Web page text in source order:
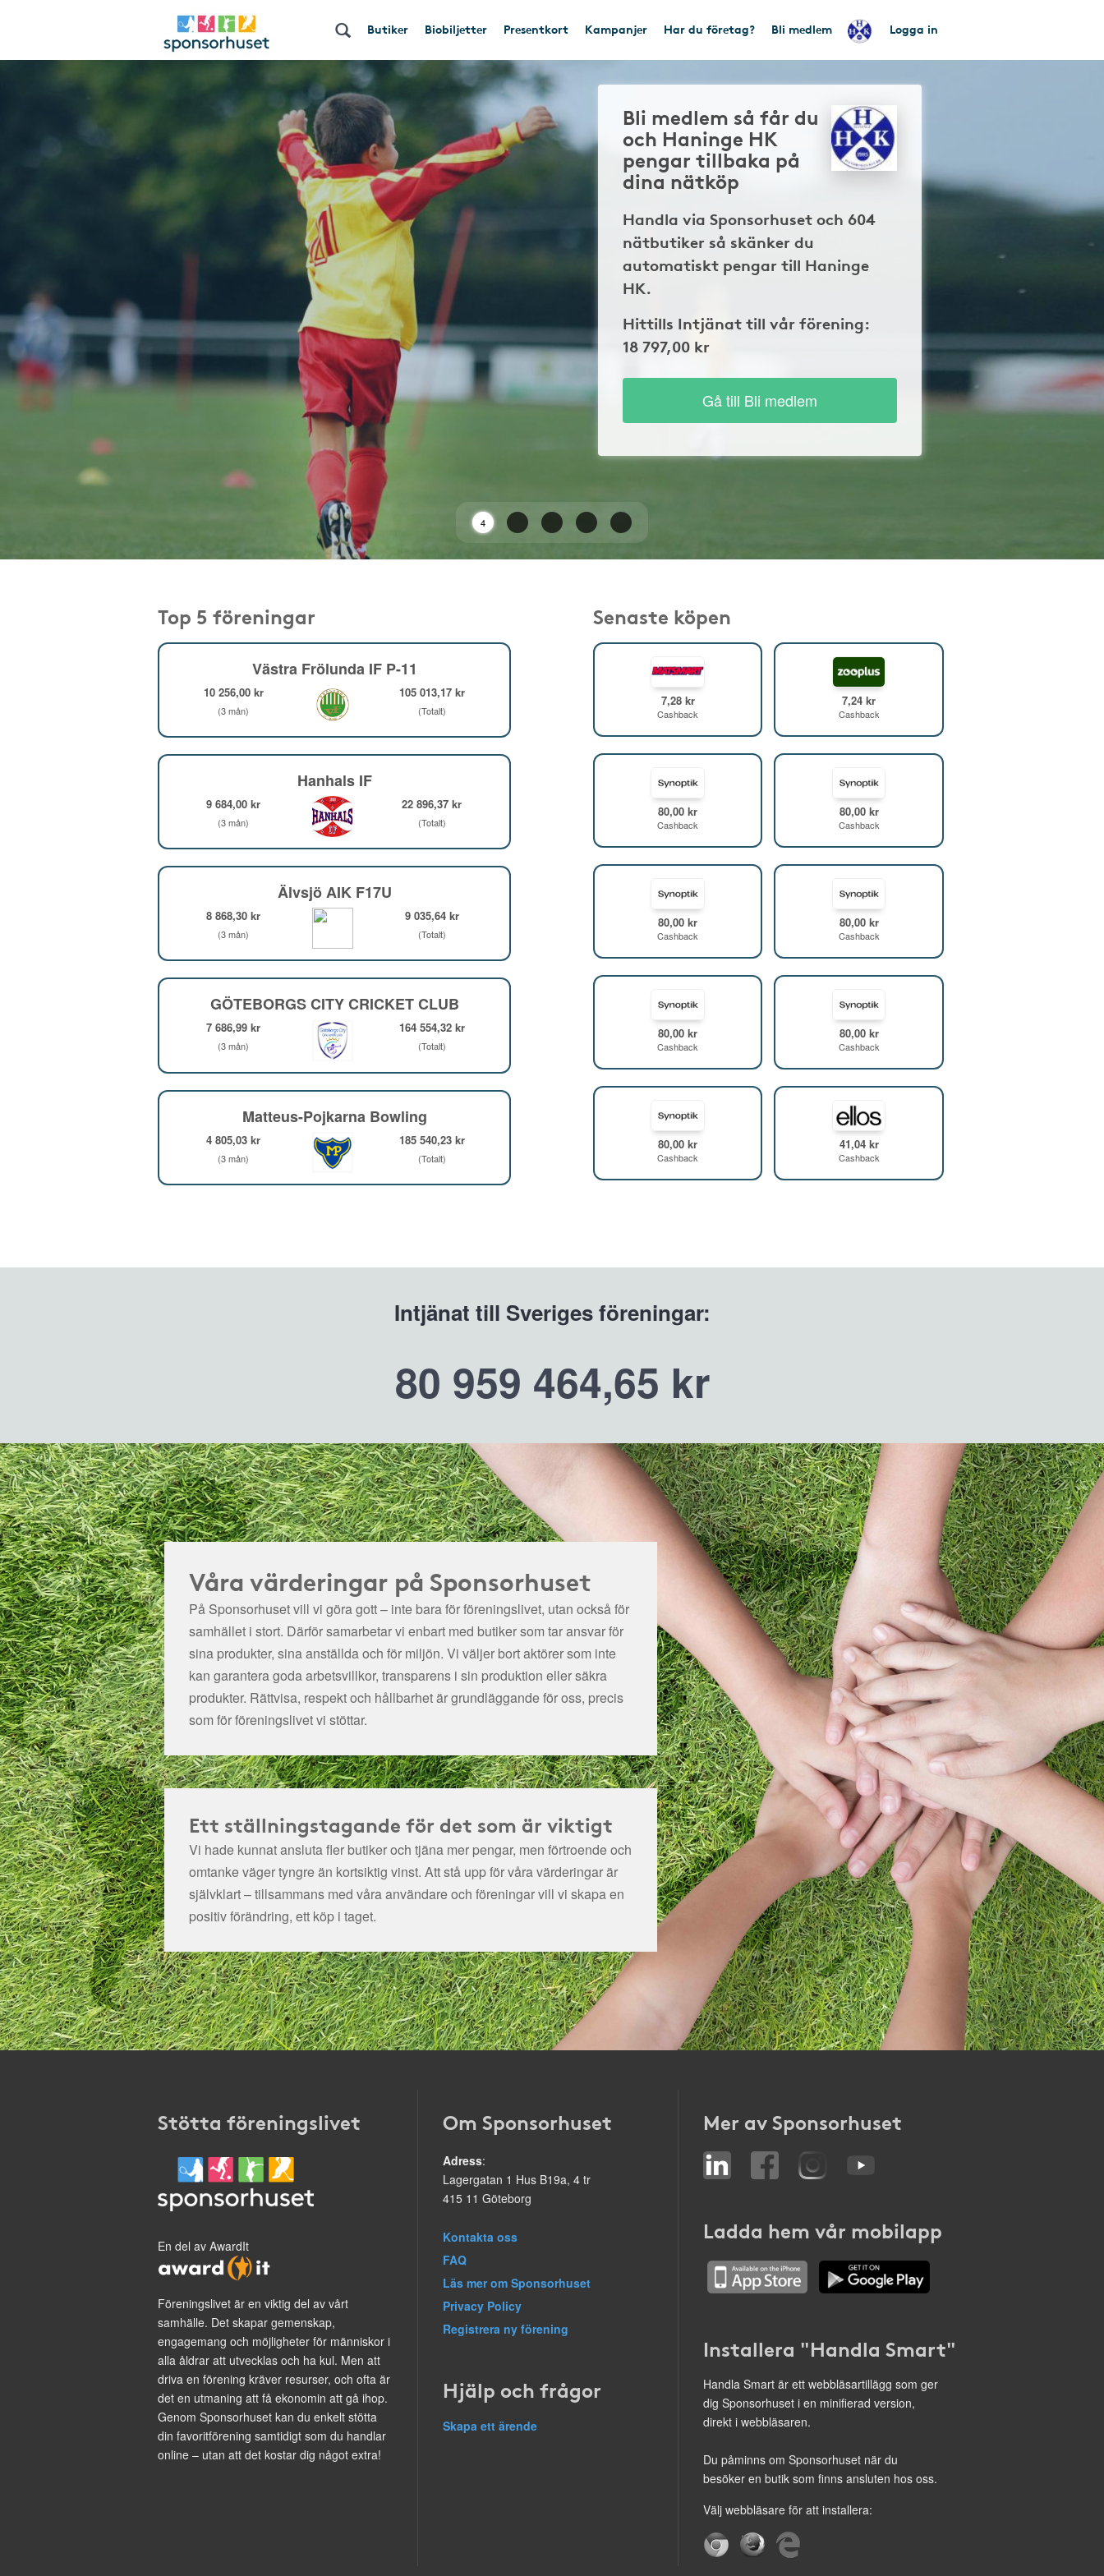
Butiker Biobiljetter Presentkort Kampanjer Har du företag? Bli medlem Logga in
Bli medlem så får du
och Haninge HK
pengar tillbaka på
dina nätköp
Handla via Sponsorhuset och 604
nätbutiker så skänker du
automatiskt pengar till Haninge
HK.
Hittills Intjänat till vår förening:
18 797,00 kr
Gå till Bli medlem
2
Top 5 föreningar
Västra Frölunda IF P-11
10 256,00 kr
(3 mån)
105 013,17 kr
(Totalt)
Hanhals IF
9 684,00 kr
(3 mån)
22 896,37 kr
(Totalt)
Älvsjö AIK F17U
8 868,30 kr
(3 mån)
9 035,64 kr
(Totalt)
GÖTEBORGS CITY CRICKET CLUB
7 686,99 kr
(3 mån)
164 554,32 kr
(Totalt)
Matteus-Pojkarna Bowling
4 805,03 kr
(3 mån)
185 540,23 kr
(Totalt)
Senaste köpen
7,28 kr
Cashback
7,24 kr
Cashback
80,00 kr
Cashback
80,00 kr
Cashback
80,00 kr
Cashback
80,00 kr
Cashback
80,00 kr
Cashback
80,00 kr
Cashback
80,00 kr
Cashback
41,04 kr
Cashback
Intjänat till Sveriges föreningar:
80 959 464,65 kr
Våra värderingar på Sponsorhuset
På Sponsorhuset vill vi göra gott – inte bara för föreningslivet, utan också för
samhället i stort. Därför samarbetar vi enbart med butiker som tar ansvar för
sina produkter, sina anställda och för miljön. Vi väljer bort aktörer som inte
kan garantera goda arbetsvillkor, transparens i sin produktion eller säkra
produkter. Rättvisa, respekt och hållbarhet är grundläggande för oss, precis
som för föreningslivet vi stöttar.
Ett ställningstagande för det som är viktigt
Vi hade kunnat ansluta fler butiker och tjäna mer pengar, men förtroende och
omtanke väger tyngre än kortsiktig vinst. Att stå upp för våra värderingar är
självklart – tillsammans med våra användare och föreningar vill vi skapa en
positiv förändring, ett köp i taget.
Stötta föreningslivet
En del av AwardIt
Föreningslivet är en viktig del av vårt
samhälle. Det skapar gemenskap,
engagemang och möjligheter för människor i
alla åldrar att utvecklas och ha kul. Men att
driva en förening kräver resurser, och ofta är
det en utmaning att få ekonomin att gå ihop.
Genom Sponsorhuset kan du enkelt stötta
din favoritförening samtidigt som du handlar
online – utan att det kostar dig något extra!
Om Sponsorhuset
Adress:
Lagergatan 1 Hus B19a, 4 tr
415 11 Göteborg
Kontakta oss
FAQ
Läs mer om Sponsorhuset
Privacy Policy
Registrera ny förening
Hjälp och frågor
Skapa ett ärende
Mer av Sponsorhuset
Ladda hem vår mobilapp
Installera "Handla Smart"
Handla Smart är ett webbläsartillägg som ger
dig Sponsorhuset i en minifierad version,
direkt i webbläsaren.
Du påminns om Sponsorhuset när du
besöker en butik som finns ansluten hos oss.
Välj webbläsare för att installera: